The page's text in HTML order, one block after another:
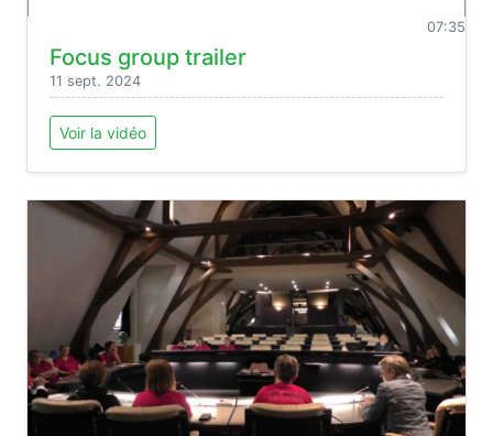
07:35
Focus group trailer
11 sept. 2024
Voir la vidéo